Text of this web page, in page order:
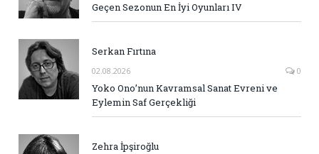
Geçen Sezonun En İyi Oyunları IV
Serkan Fırtına
02.08.2026 0
Yoko Ono’nun Kavramsal Sanat Evreni ve
Eylemin Saf Gerçekliği
Zehra İpşiroğlu